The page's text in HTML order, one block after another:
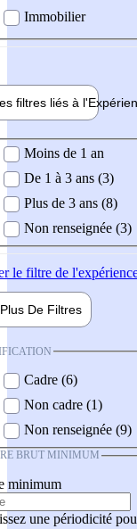
Immobilier
filtres liés à l'
demandée
Moins de 1 an
De 1 à 3 ans (3)
Plus de 3 ans (8)
Non renseignée (3)
le filtre de
Plus De Filtres
Cadre (6)
Non cadre (1)
Non renseignée (9)
BRUT MINIMUM
minimum
une périodicité